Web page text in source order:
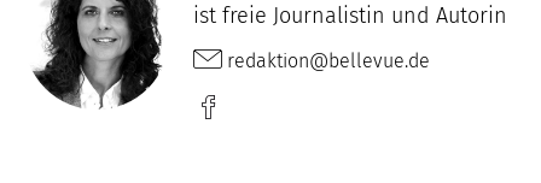
ist freie Journalistin und Autorin
redaktion@bellevue.de